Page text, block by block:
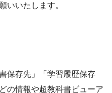
いいたします。
保存先」「学習履歴保存
の情報や超教科書ビューア